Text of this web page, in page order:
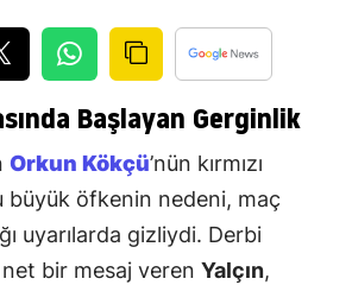
Başlayan Gerginlik
Orkun Kökçü’nün kırmızı
büyük öfkenin nedeni, maç
uyarılarda gizliydi. Derbi
net bir mesaj veren Yalçın,